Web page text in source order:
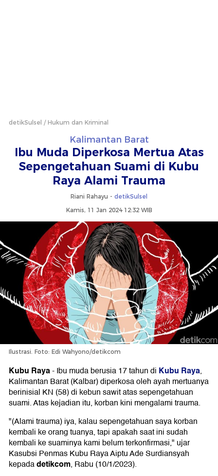
detikSulsel Hukum dan Kriminal
Kalimantan Barat
Ibu Muda Diperkosa Mertua Atas
Sepengetahuan Suami di Kubu
Raya Alami Trauma
Riani Rahayu - detikSulsel
Kamis, 11 Jan 2024 12:32 WIB
Ilustrasi. Foto: Edi Wahyono/detikcom
Kubu Raya-Ibu muda berusia 17 tahun di Kubu Raya,
Kalimantan Barat (Kalbar) diperkosa oleh ayah mertuanya
berinisial KN (58) di kebun sawit atas sepengetahuan
suami. Atas kejadian itu, korban kini mengalami trauma.
"(Alami trauma) iya, kalau sepengetahuan saya korban
kembali ke orang tuanya, tapi apakah saat ini sudah
kembali ke suaminya kami belum terkonfirmasi," ujar
Kasubsi Penmas Kubu Raya Aiptu Ade Surdiansyah
kepadadetikcom, Rabu (10/1/2023).